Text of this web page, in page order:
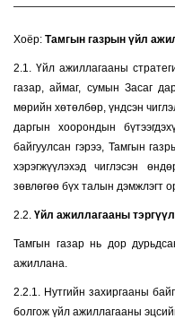
Хоёр: Тамгын газрын үйл
2.1. Үйл ажиллагааны
газар, аймаг, сумын Засаг
мөрийн хөтөлбөр, үндсэн
даргын хоорондын
байгуулсан гэрээ, Тамгын
хэрэгжүүлэхэд чиглэсэн
зөвлөгөө бүх талын дэмжлэгт
2.2. Үйл ажиллагааны
Тамгын газар нь дор
ажиллана.
2.2.1. Нутгийн захиргааны
болгож үйл ажиллагааны